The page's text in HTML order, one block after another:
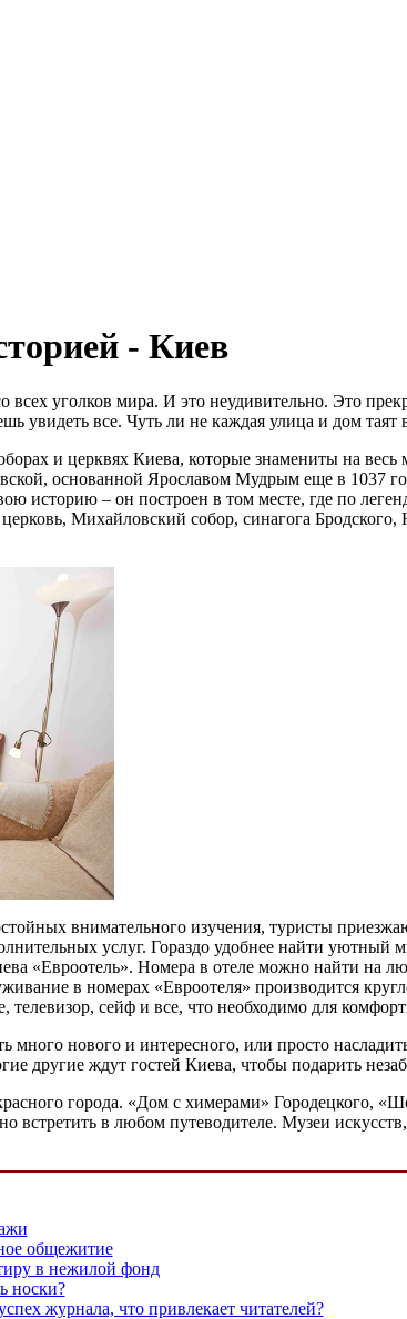
- Киев
уголков мира. И это неудивительно. Это
увидеть все. Чуть ли не каждая улица и дом таят
и церквях Киева, которые знамениты на
основанной Ярославом Мудрым еще в 1037
историю – он построен в том месте, где по
Михайловский собор, синагога
внимательного изучения, туристы
услуг. Гораздо удобнее найти
«Евроотель». Номера в отеле можно найти на
в номерах «Евроотеля» производится
сейф и все, что необходимо для
много нового и интересного, или просто
другие ждут гостей Киева, чтобы подарить
города. «Дом с химерами»
встретить в любом путеводителе. Музеи
общежитие
в нежилой фонд
носки?
журнала, что привлекает читателей?